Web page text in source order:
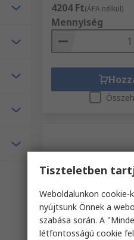
4204 Ft(ÁFA nélkül)
Mennyiség
Jelenleg nem
Tiszteletben
Weboldalunkon
nyújtsunk Önnek a
szabása során. A
létfontosságú cookie